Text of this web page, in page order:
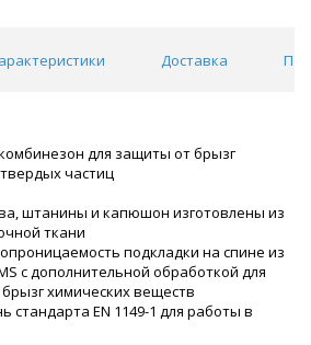
Доставка
для защиты от брызг
частиц
штанины и капюшон изготовлены из
ткани
подкладки на спине из
с дополнительной обработкой для
химических веществ
стандарта EN 1149-1 для работы в